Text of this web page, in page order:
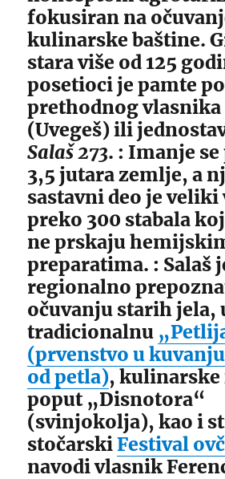
fokusiran na
kulinarske baštine.
stara više od 125
posetioci je pamte
prethodnog vlasnika
(Uvegeš) ili
Salaš 273. : Imanje
3,5 jutara zemlje, a
sastavni deo je veliki
preko 300 stabala
ne prskaju
preparatima. : Salaš
regionalno
očuvanju starih jela,
tradicionalnu
(prvenstvo u
od petla), kulinarske
poput „Disnotora“
(svinjokolja), kao i
stočarskiFestival
navodi vlasnik